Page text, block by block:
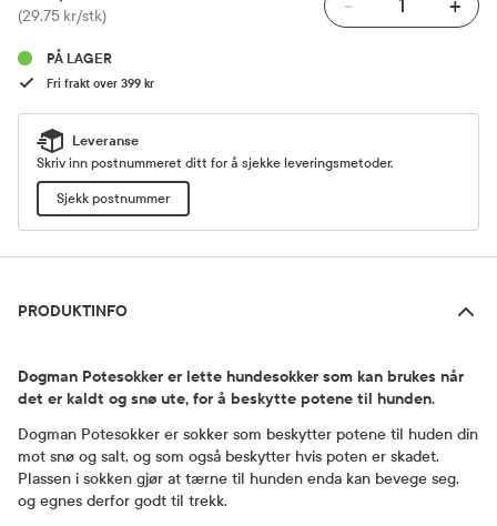
Pris
(29,75 kr/stk) - +
PÅ LAGER
Fri frakt over 399 kr
Leveranse
Skriv inn postnummeret ditt for å sjekke leveringsmetoder.
Sjekk postnummer
PRODUKTINFO
Dogman Potesokker er lette hundesokker som kan brukes når
det er kaldt og snø ute, for å beskytte potene til hunden.
Dogman Potesokker er sokker som beskytter potene til huden din
mot snø og salt, og som også beskytter hvis poten er skadet.
Plassen i sokken gjør at tærne til hunden enda kan bevege seg,
og egnes derfor godt til trekk.